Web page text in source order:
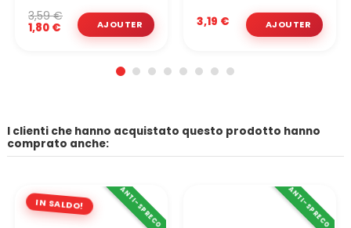
1,80 €
3,59 € 3,19 €
I clienti che hanno acquistato questo prodotto hanno
comprato anche:
IN SALDO! ANTI-SPRECO ANTI-SPRECO